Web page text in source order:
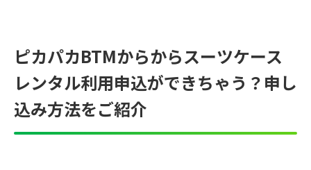
ピカパカBTMからからスーツケース
レンタル利用申込ができちゃう？申し
込み方法をご紹介